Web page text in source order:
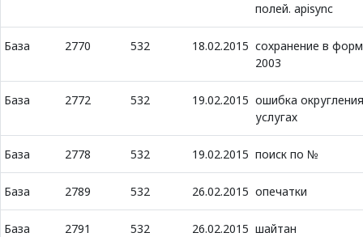
полей. apisync
База 2770 532 18.02.2015 сохранение в
2003
База 2772 532 19.02.2015 ошибка
услугах
База 2778 532 19.02.2015 поиск по №
База 2789 532 26.02.2015 опечатки
База 2791 532 26.02.2015 шайтан